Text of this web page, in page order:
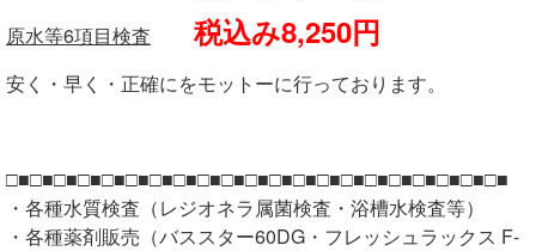
原水等6項目検査 税込み8,250円
安く・早く・正確にをモットーに行っております。
□■□■□■□■□■□■□■□■□■□■□■□■□■□■□■□■□■□■□■□■□■
・各種水質検査（レジオネラ属菌検査・浴槽水検査等）
・各種薬剤販売（バススター60DG・フレッシュラックス F-